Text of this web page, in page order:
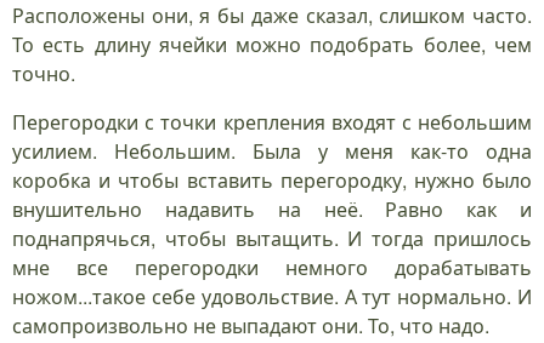
Расположены они, я бы даже сказал, слишком часто.
То есть длину ячейки можно подобрать более, чем
точно.
Перегородки с точки крепления входят с небольшим
усилием. Небольшим. Была у меня как-то одна
коробка и чтобы вставить перегородку, нужно было
внушительно надавить на неё. Равно как и
поднапрячься, чтобы вытащить. И тогда пришлось
мне все перегородки немного дорабатывать
ножом...такое себе удовольствие. А тут нормально. И
самопроизвольно не выпадают они. То, что надо.